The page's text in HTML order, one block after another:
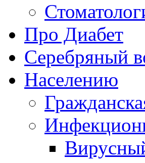
Про Диабет
Серебряный
Населению